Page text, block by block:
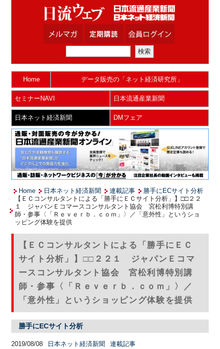
Home データ販売の「ネット経済研究所」
セミナーNAVI 日本流通産業新聞
日本ネット経済新聞 DMフェア
Home 日本ネット経済新聞 連載記事
勝手にECサイト分析
【ＥＣコンサルタントによる「勝手にＥＣサイト分析」】□□２２
１ ジャパンＥコマースコンサルタント協会 宮松利博特別講
師・参事〈「Ｒｅｖｅｒｂ．ｃｏｍ」〉／「意外性」というショ
ッピング体験を提供
【ＥＣコンサルタントによる「勝手にＥＣ
サイト分析」】□□２２１ ジャパンＥコマ
ースコンサルタント協会 宮松利博特別講
師・参事〈「Ｒｅｖｅｒｂ．ｃｏｍ」〉／
「意外性」というショッピング体験を提供
勝手にECサイト分析
2019/08/08 日本ネット経済新聞 連載記事